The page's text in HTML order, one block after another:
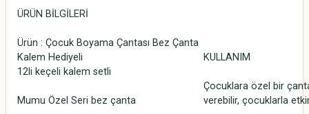
ÜRÜN BİLGİLERİ
Ürün : Çocuk Boyama Çantası Bez Çanta
Kalem Hediyeli
12li keçeli kalem setli
Mumu Özel Seri bez çanta
KULLANIM
Çocuklara özel bir
verebilir, çocuklarla